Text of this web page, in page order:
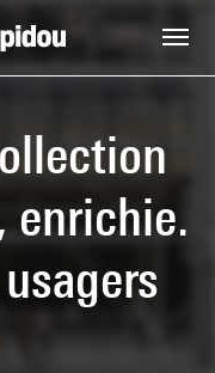
enrichie.